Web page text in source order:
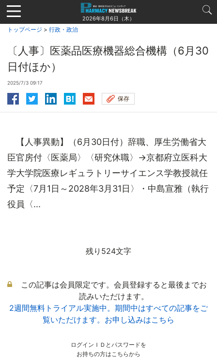
Jump
to
navigation
2026年8月6日（木）
トップページ > 行政・政治
〔人事〕医薬品医療機器総合機構（6月30
日付ほか）
2025/7/3 09:17
保存
【人事異動】（6月30日付）辞職、厚生労働省大
臣官房付〈医薬局〉〈研究休職〉→京都府立医科大
学大学院医療レギュラトリーサイエンス学教授就任
予定〈7月1日～2028年3月31日〉・中島宣雅（執行
役員〈...
残り524文字
この記事は会員限定です。会員登録すると最後までお
読みいただけます。
2週間無料トライアル実施中。期間中はすべての記事をご
覧いただけます。お申し込みはこちら
ログインＩＤとパスワードを
お持ちの方はこちらから